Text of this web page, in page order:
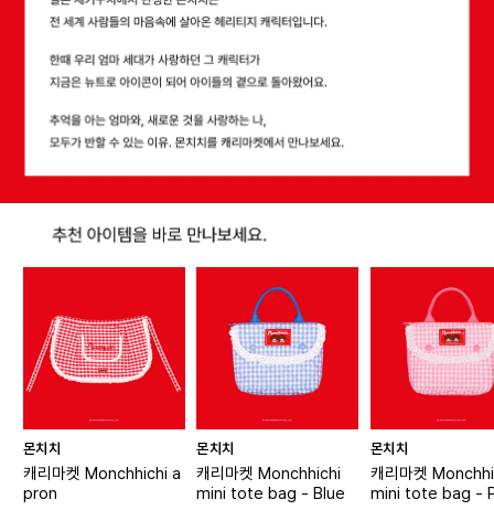
몬치치
캐리마켓 Monchhichi a
pron
몬치치
캐리마켓 Monchhichi
mini tote bag - Blue
몬치치
캐리마켓
mini tote bag -